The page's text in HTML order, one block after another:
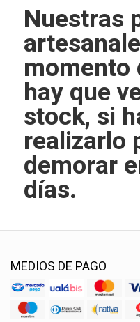
Nuestras
momento
hay que
stock, si
realizarlo
demorar
días.
MEDIOS DE PAGO